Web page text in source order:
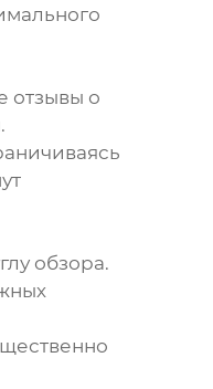
отзывы о
обзора.